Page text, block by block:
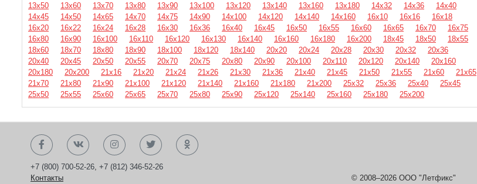
13х50
13х60 13х70 13х80 13х90 13х100 13х120 13х140 13х160 13х180 14х32 14х36
14х40
14х45
14х50 14х65 14х70 14х75 14х90 14х100 14х120 14х140 14х160 16х10 16х16
16х18
16х20
16х22 16х24 16х28 16х30 16х36 16х40 16х45 16х50 16х55 16х60 16х65 16х70
16х75
16х80
16х90 16х100 16х110 16х120 16х130 16х140 16х160 16х180 16х200 18х45 18х50
18х55
18х60
18х70 18х80 18х90 18х100 18х120 18х140 20х20 20х24 20х28 20х30 20х32
20х36
20х40
20х45 20х50 20х55 20х70 20х75 20х80 20х90 20х100 20х110 20х120 20х140
20х160
20х180
20х200 21х16 21х20 21х24 21х26 21х30 21х36 21х40 21х45 21х50 21х55 21х60
21х65
21х70
21х80 21х90 21х100 21х120 21х140 21х160 21х180 21х200 25х32 25х36 25х40
25х45
25х50
25х55 25х60 25х65 25х70 25х80 25х90 25х120 25х140 25х160 25х180 25х200
+7 (800) 700-52-26, +7 (812) 346-52-26
Контакты
© 2008–2026 ООО "Летфикс"